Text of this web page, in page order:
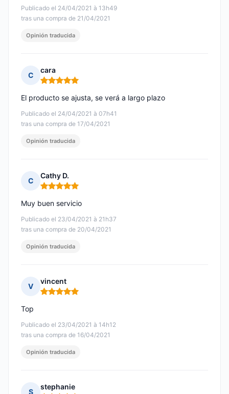
Publicado el 24/04/2021 à 13h49
tras una compra de 21/04/2021
Opinión traducida
C
cara
Nota: 5 de 5
Publicado el 24/04/2021 à 07h41
tras una compra de 17/04/2021
El producto se ajusta, se verá a largo plazo
Opinión traducida
C
Cathy D.
Nota: 5 de 5
Publicado el 23/04/2021 à 21h37
tras una compra de 20/04/2021
Muy buen servicio
Opinión traducida
V
vincent
Nota: 5 de 5
Publicado el 23/04/2021 à 14h12
tras una compra de 16/04/2021
Top
Opinión traducida
S
stephanie